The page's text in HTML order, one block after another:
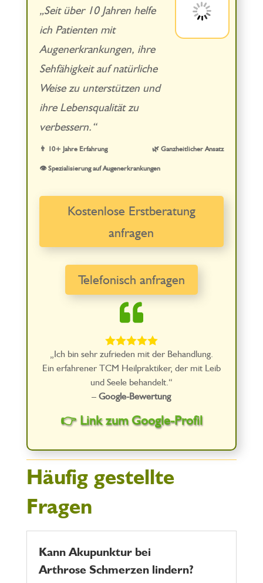
„Seit über 10 Jahren helfe
ich Patienten mit
Augenerkrankungen, ihre
Sehfähigkeit auf natürliche
Weise zu unterstützen und
ihre Lebensqualität zu
verbessern.“
👨 10+ Jahre Erfahrung 🌿 Ganzheitlicher Ansatz
👁️ Spezialisierung auf Augenerkrankungen
Kostenlose Erstberatung
anfragen
Telefonisch anfragen

„Ich bin sehr zufrieden mit der Behandlung.
Ein erfahrener TCM Heilpraktiker, der mit Leib
und Seele behandelt.“
–Google-Bewertung
👉 Link zum Google-Profil
Häufig gestellte
Fragen
Kann Akupunktur bei
Arthrose Schmerzen lindern?